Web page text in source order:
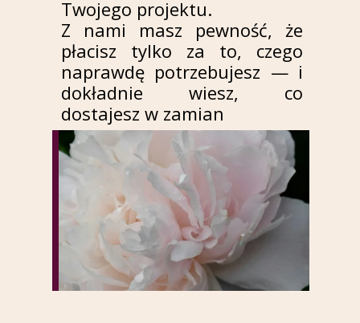
Twojego projektu.
Z nami masz pewność, że
płacisz tylko za to, czego
naprawdę potrzebujesz — i
dokładnie wiesz, co
dostajesz w zamian